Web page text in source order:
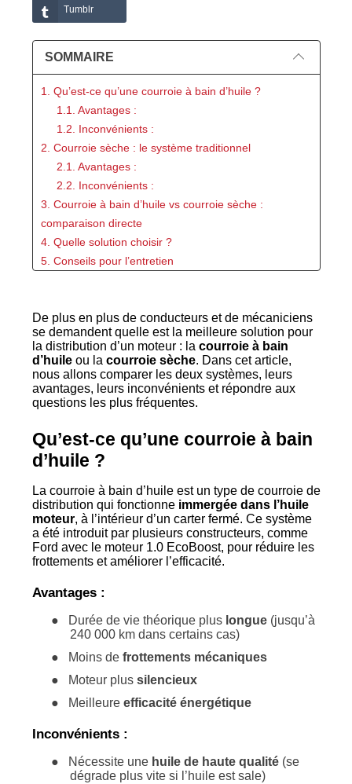
Tumblr
SOMMAIRE
1. Qu’est-ce qu’une courroie à bain d’huile ?
1.1. Avantages :
1.2. Inconvénients :
2. Courroie sèche : le système traditionnel
2.1. Avantages :
2.2. Inconvénients :
3. Courroie à bain d’huile vs courroie sèche :
comparaison directe
4. Quelle solution choisir ?
5. Conseils pour l’entretien
bain d’huile ?
6.2. Combien coûte le remplacement d’une
courroie à bain d’huile ?
6.3. Quels sont les symptômes d’une courroie usée
?
6.4. Vaut-il mieux une courroie ou une chaîne de
distribution ?
7. Conclusion
De plus en plus de conducteurs et de mécaniciens
se demandent quelle est la meilleure solution pour
la distribution d’un moteur : la courroie à bain
d’huileou la courroie sèche. Dans cet article,
nous allons comparer les deux systèmes, leurs
avantages, leurs inconvénients et répondre aux
questions les plus fréquentes.
Qu’est-ce qu’une courroie à bain
d’huile ?
La courroie à bain d’huile est un type de courroie de
distribution qui fonctionne immergée dans l’huile
moteur, à l’intérieur d’un carter fermé. Ce système
a été introduit par plusieurs constructeurs, comme
Ford avec le moteur 1.0 EcoBoost, pour réduire les
frottements et améliorer l’efficacité.
Avantages :
● Durée de vie théorique plus longue(jusqu’à
240 000 km dans certains cas)
●
Moins de frottements mécaniques
●
Moteur plus silencieux
●
Meilleure efficacité énergétique
Inconvénients :
● Nécessite une huile de haute qualité(se
dégrade plus vite si l’huile est sale)